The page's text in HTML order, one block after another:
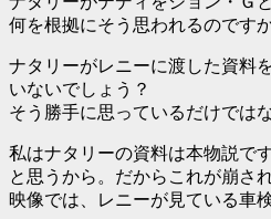
何を根拠にそう思われるのです
ナタリーがレニーに渡した資料
いないでしょう？
そう勝手に思っているだけでは
私はナタリーの資料は本物説で
と思うから。だからこれが崩さ
映像では、レニーが見ている車